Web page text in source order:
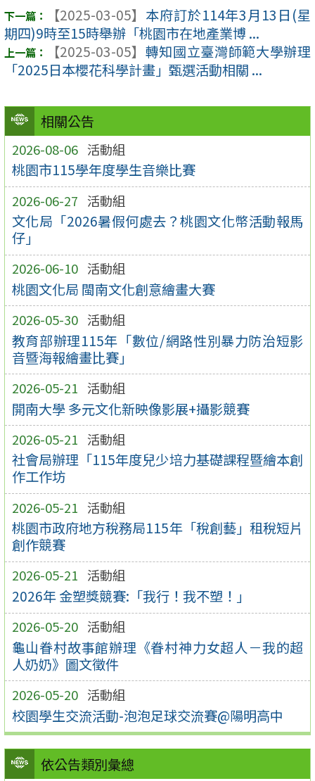
相關公告
2026-08-06 活動組
桃園市115學年度學生音樂比賽
2026-06-27 活動組
文化局「2026暑假何處去？桃園文化幣活動報馬
仔」
2026-06-10 活動組
桃園文化局 閩南文化創意繪畫大賽
2026-05-30 活動組
教育部辦理115年「數位/網路性別暴力防治短影
音暨海報繪畫比賽」
2026-05-21 活動組
開南大學 多元文化新映像影展+攝影競賽
2026-05-21 活動組
社會局辦理「115年度兒少培力基礎課程暨繪本創
作工作坊
2026-05-21 活動組
桃園市政府地方稅務局115年「稅創藝」租稅短片
創作競賽
2026-05-21 活動組
2026年 金塑獎競賽:「我行！我不塑！」
2026-05-20 活動組
龜山眷村故事館辦理《眷村神力女超人－我的超
人奶奶》圖文徵件
2026-05-20 活動組
校園學生交流活動-泡泡足球交流賽@陽明高中
依公告類別彙總
【2025-03-05】 本府訂於114年3月13日(星
期四)9時至15時舉辦「桃園市在地產業博 ...
【2025-03-05】 轉知國立臺灣師範大學辦理
「2025日本櫻花科學計畫」甄選活動相關 ...